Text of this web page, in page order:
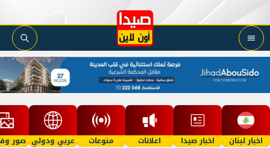
اخبار لبنان اخبار صيدا اعلانات منوعات عربي ودولي صور